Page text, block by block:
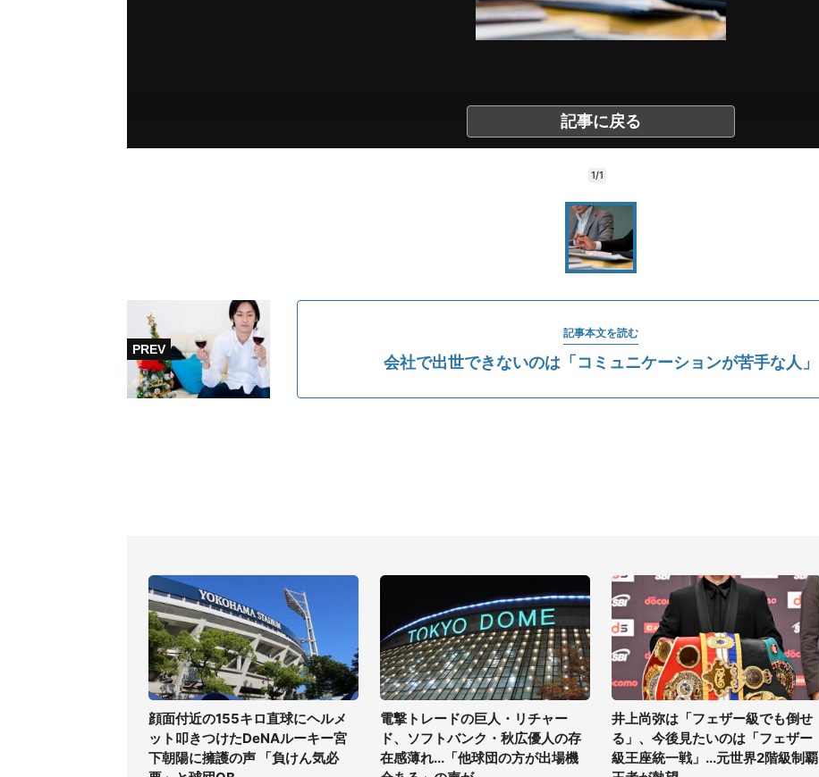
記事に戻る
1/1
記事本文を読む
会社で出世できないのは「コミュニケーションが苦手な人」
顔面付近の155キロ直球にヘルメ
ット叩きつけたDeNAルーキー宮
下朝陽に擁護の声 「負けん気必
電撃トレードの巨人・リチャー
ド、ソフトバンク・秋広優人の存
在感薄れ...「他球団の方が出場機
井上尚弥は「フェザー級でも倒せ
る」、今後見たいのは「フェザー
級王座統一戦」...元世界2階級制覇